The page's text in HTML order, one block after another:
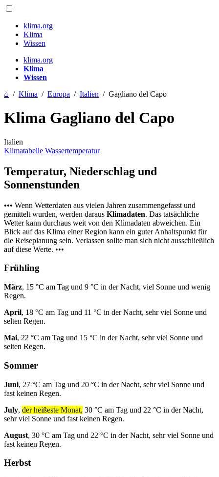
klima.org
Klima
Wissen
klima.org
Klima
Wissen
⌂ / Klima / Europa / Italien / Gagliano del Capo
Klima Gagliano del Capo
Italien
Klimatabelle Wassertemperatur
Temperatur, Niederschlag und
Sonnenstunden
••• Wenn Wetterdaten aus vielen Jahren zusammengefasst und
gemittelt wurden, werden daraus Klimadaten. Das tatsächliche
Wetter kann durchaus weit von den Klimadaten abweichen. Ein
Blick auf das Klima einer Region kann ein guter Anhaltspunkt für
die Reiseplanung sein. Verlassen sollte man sich nicht ausschließlich
auf diese Werte. •••
Frühling
März, 15 °C am Tag und 9 °C in der Nacht, viel Sonne und wenig
Regen.
April, 18 °C am Tag und 11 °C in der Nacht, sehr viel Sonne und
selten Regen.
Mai, 22 °C am Tag und 15 °C in der Nacht, sehr viel Sonne und
selten Regen.
Sommer
Juni, 27 °C am Tag und 20 °C in der Nacht, sehr viel Sonne und
fast keinen Regen.
July, der heißeste Monat, 30 °C am Tag und 22 °C in der Nacht,
sehr viel Sonne und fast keinen Regen.
August, 30 °C am Tag und 22 °C in der Nacht, sehr viel Sonne und
fast keinen Regen.
Herbst